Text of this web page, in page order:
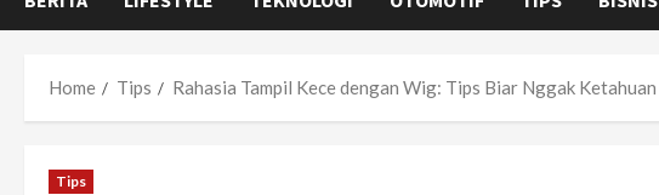
Home Tips Rahasia Tampil Kece dengan Wig: Tips Biar Nggak
Tips